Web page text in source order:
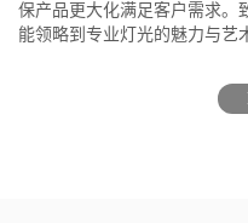
保产品更大化满足客户需求。
能领略到专业灯光的魅力与艺